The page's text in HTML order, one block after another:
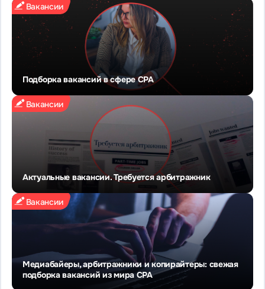
Вакансии
Подборка вакансий в сфере CPA
Вакансии
Актуальные вакансии. Требуется арбитражник
Вакансии
Медиабайеры, арбитражники и копирайтеры: свежая
подборка вакансий из мира CPA